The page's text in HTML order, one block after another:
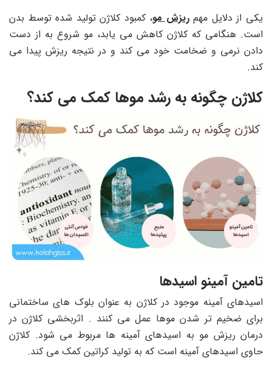
یکی از دلایل مهمریزش مو، کمبود کلاژن تولید شده توسط بدن
است. هنگامی که کلاژن کاهش می یابد، مو شروع به از دست
دادن نرمی و ضخامت خود می کند و در نتیجه ریزش پیدا می
کند.
کلاژن چگونه به رشد موها کمک می کند؟
تامین آمینو اسیدها
اسیدهای آمینه موجود در کلاژن به عنوان بلوک های ساختمانی
برای ضخیم تر شدن موها عمل می کنند . اثربخشی کلاژن در
درمان ریزش مو به اسیدهای آمینه ها مربوط می شود. کلاژن
حاوی اسیدهای آمینه است که به تولید کراتین کمک می کند.